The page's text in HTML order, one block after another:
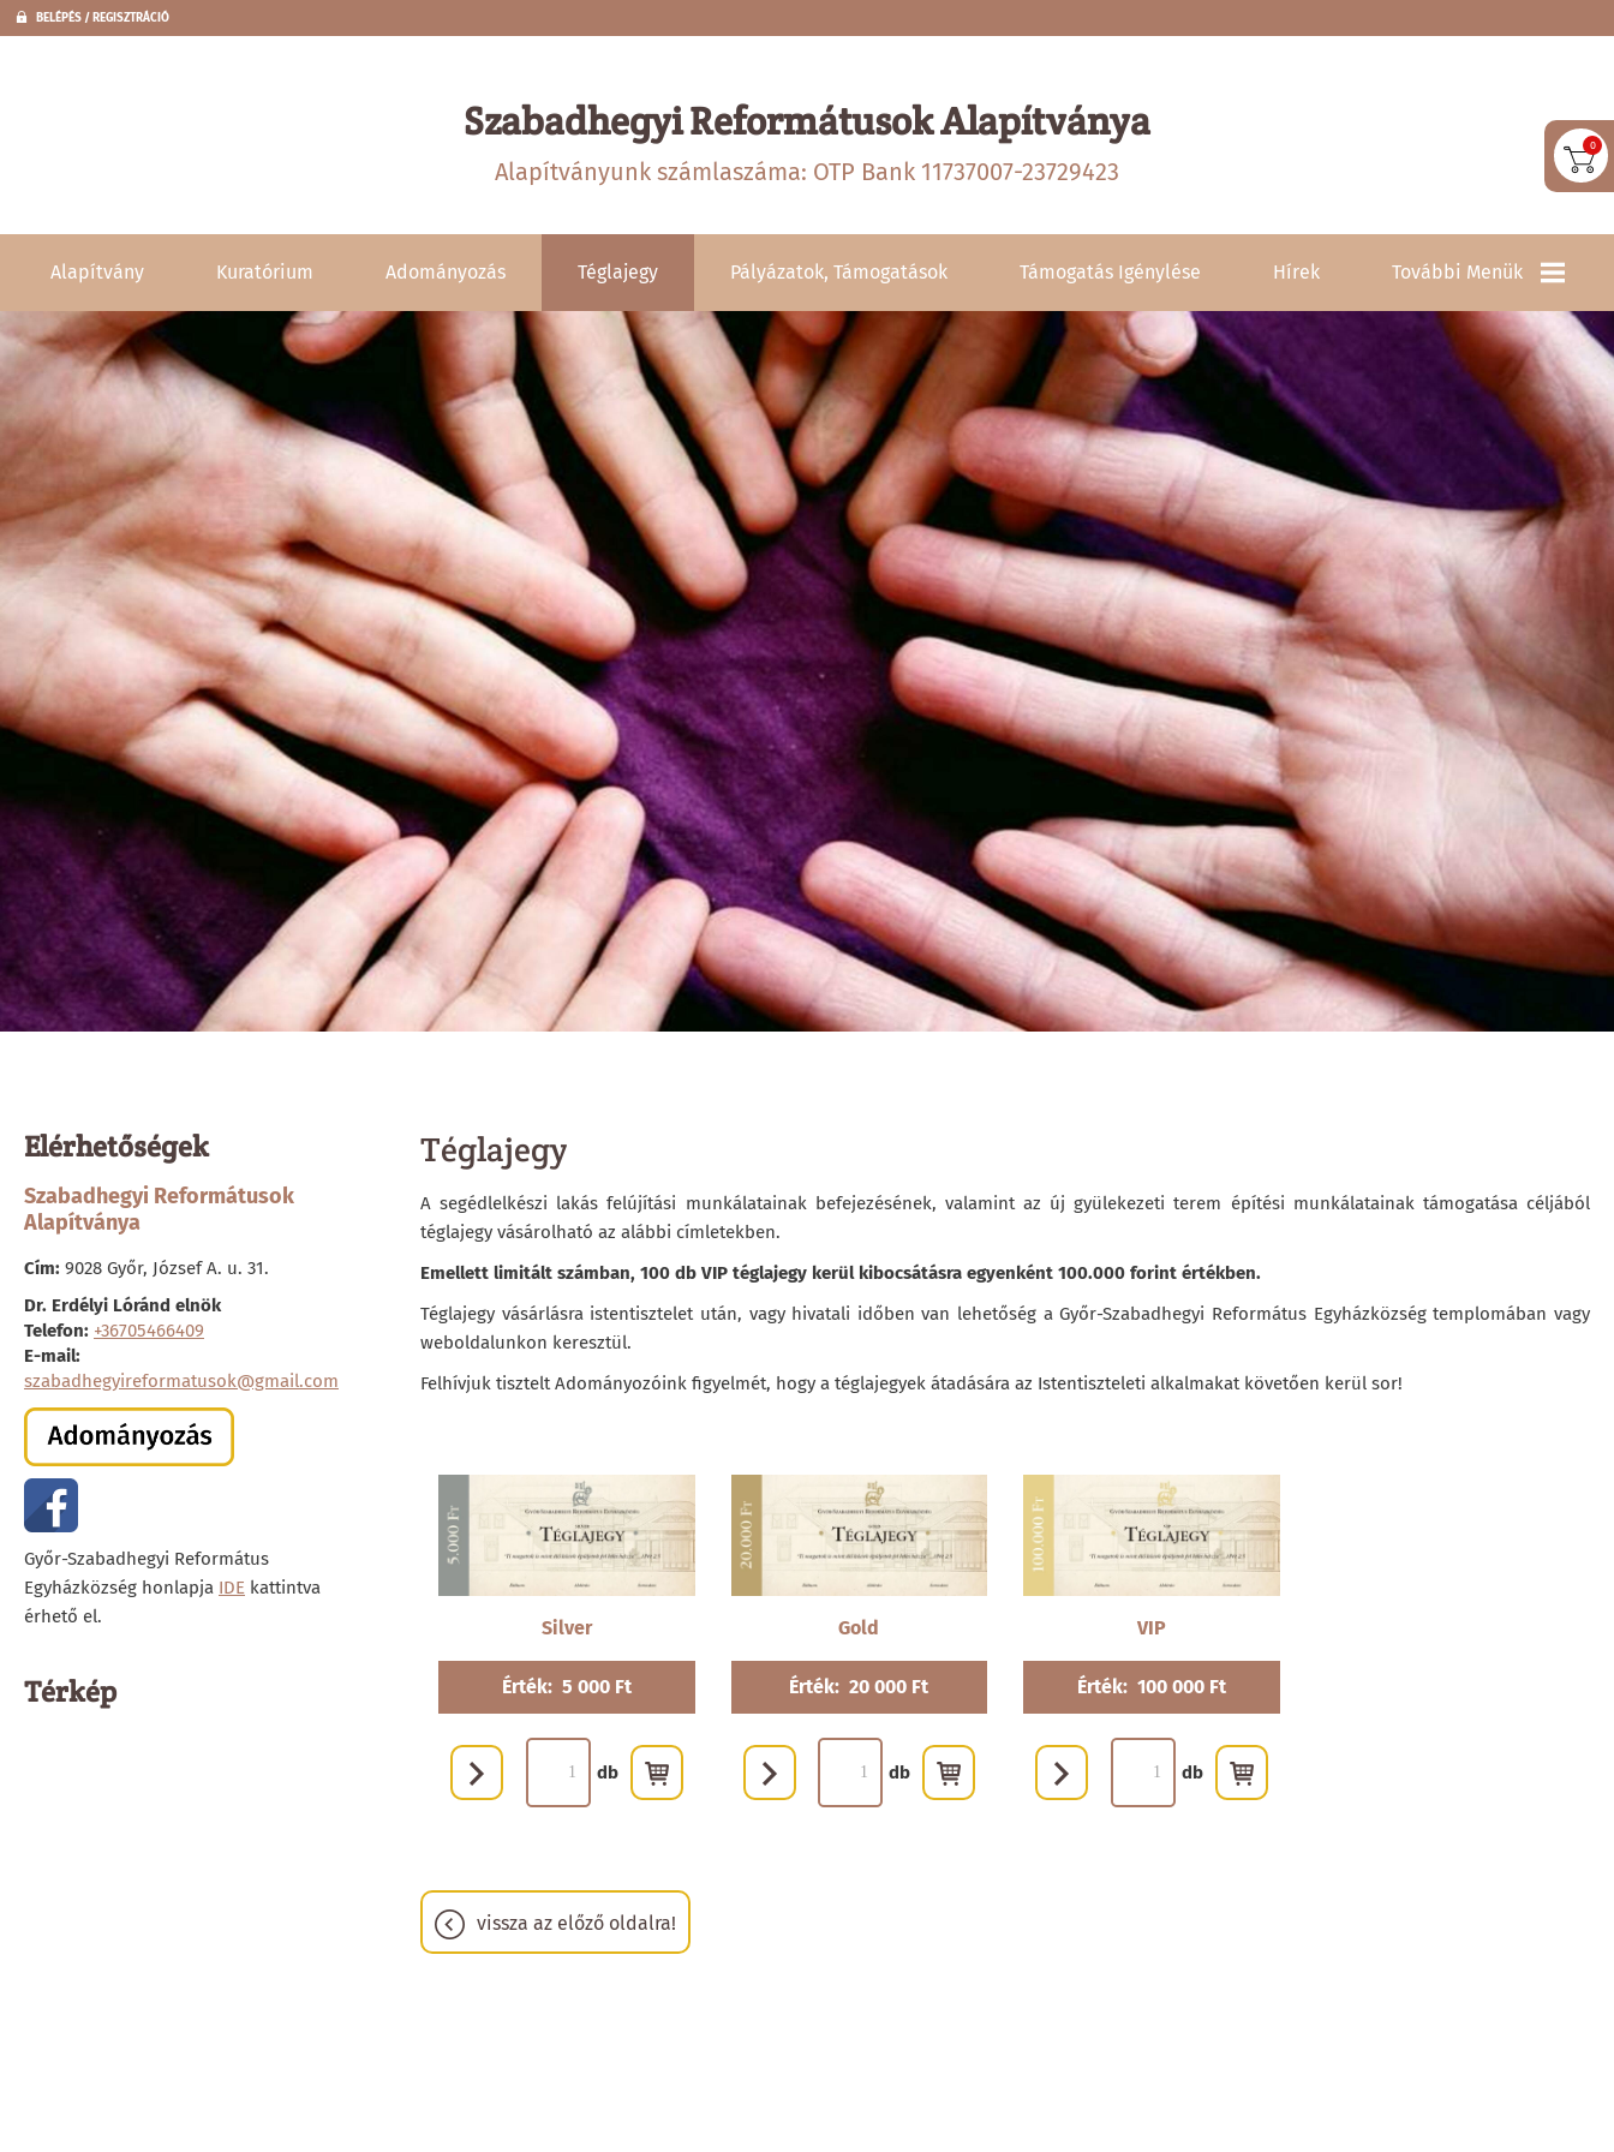
BELÉPÉS / REGISZTRÁCIÓ
0
Szabadhegyi Reformátusok Alapítványa
Alapítványunk számlaszáma: OTP Bank 11737007-23729423
Alapítvány Kuratórium Adományozás Téglajegy Pályázatok, Támogatások Támogatás Igénylése Hírek További Menük
Közérdekű Adatok
Elérhetőségek
Elérhetőségek
Szabadhegyi Reformátusok
Alapítványa
Cím: 9028 Győr, József A. u. 31.
Dr. Erdélyi Lóránd elnök
Telefon: +36705466409
E-mail:
szabadhegyireformatusok@gmail.com
Győr-Szabadhegyi Református
Egyházközség honlapja IDE kattintva
érhető el.
Térkép
Téglajegy
A segédlelkészi lakás felújítási munkálatainak befejezésének, valamint az új gyülekezeti terem építési munkálatainak támogatása céljából
téglajegy vásárolható az alábbi címletekben.
Emellett limitált számban, 100 db VIP téglajegy kerül kibocsátásra egyenként 100.000 forint értékben.
Téglajegy vásárlásra istentisztelet után, vagy hivatali időben van lehetőség a Győr-Szabadhegyi Református Egyházközség templomában vagy
weboldalunkon keresztül.
Felhívjuk tisztelt Adományozóink figyelmét, hogy a téglajegyek átadására az Istentiszteleti alkalmakat követően kerül sor!
Silver
Érték:5 000 Ft
db
Gold
Érték: 20 000 Ft
db
VIP
Érték:100 000 Ft
db
vissza az előző oldalra!